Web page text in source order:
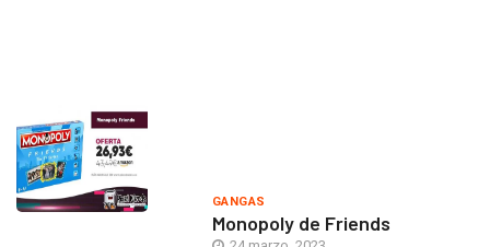
GANGAS
Monopoly de Friends